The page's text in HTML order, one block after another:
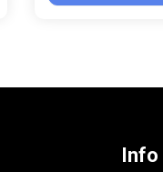
Info